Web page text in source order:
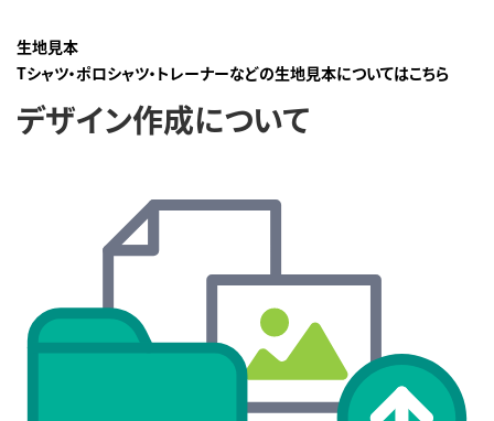
生地見本
Tシャツ・ポロシャツ・トレーナーなどの生地見本についてはこちら
デザイン作成について